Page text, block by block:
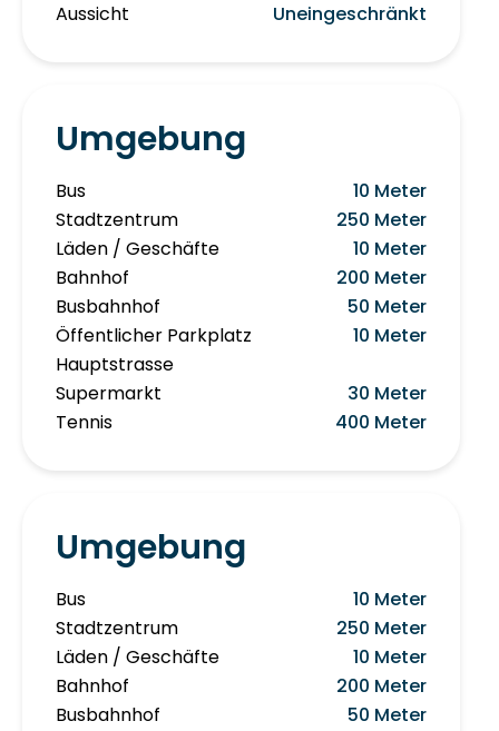
Aussicht
Uneingeschränkt
Umgebung
Bus
10 Meter
Stadtzentrum
250 Meter
Läden / Geschäfte
10 Meter
Bahnhof
200 Meter
Busbahnhof
50 Meter
Öffentlicher Parkplatz
10 Meter
Hauptstrasse
Supermarkt
30 Meter
Tennis
400 Meter
Umgebung
Bus
10 Meter
Stadtzentrum
250 Meter
Läden / Geschäfte
10 Meter
Bahnhof
200 Meter
Busbahnhof
50 Meter